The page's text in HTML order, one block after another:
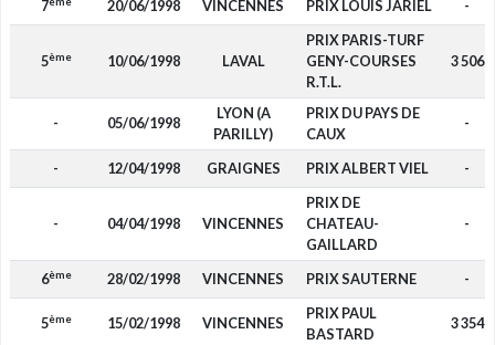
7 20/06/1998 VINCENNES PRIX LOUIS JARIEL -
5ème 10/06/1998 LAVAL
PRIX PARIS-TURF
GENY-COURSES
R.T.L.
3 506
- 05/06/1998
LYON (A
PARILLY)
PRIX DU PAYS DE
CAUX
-
- 12/04/1998 GRAIGNES PRIX ALBERT VIEL -
- 04/04/1998 VINCENNES
PRIX DE
CHATEAU-
GAILLARD
-
6ème 28/02/1998 VINCENNES PRIX SAUTERNE -
5ème 15/02/1998 VINCENNES
PRIX PAUL
BASTARD
3 354